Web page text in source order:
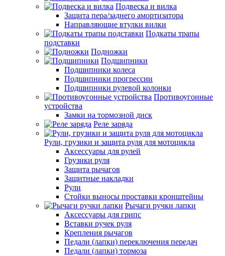
Подвеска и вилка
Защита пера/заднего амортизатора
Направляющие втулки вилки
Подкаты трапы
подставки
Подножки
Подшипники
Подшипники колеса
Подшипники прогрессии
Подшипники рулевой колонки
Противоугонные
устройства
Замки на тормозной диск
Реле заряда
Рули, грузики и защита руля для мотоцикла
Аксессуары для рулей
Грузики руля
Защита рычагов
Защитные накладки
Рули
Стойки выносы проставки кронштейны
Рычаги ручки лапки
Аксессуары для грипс
Вставки ручек руля
Крепления рычагов
Педали (лапки) переключения передач
Педали (лапки) тормоза